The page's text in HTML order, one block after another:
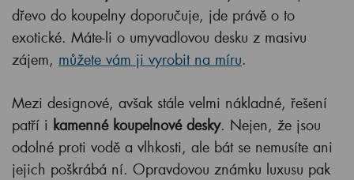
dřevo do koupelny doporučuje, jde právě o to
exotické. Máte-li o umyvadlovou desku z masivu
zájem, můžete vám ji vyrobit na míru.
Mezi designové, avšak stále velmi nákladné, řešení
patří i kamenné koupelnové desky. Nejen, že jsou
odolné proti vodě a vlhkosti, ale bát se nemusíte ani
jejich poškrábá ní. Opravdovou známku luxusu pak